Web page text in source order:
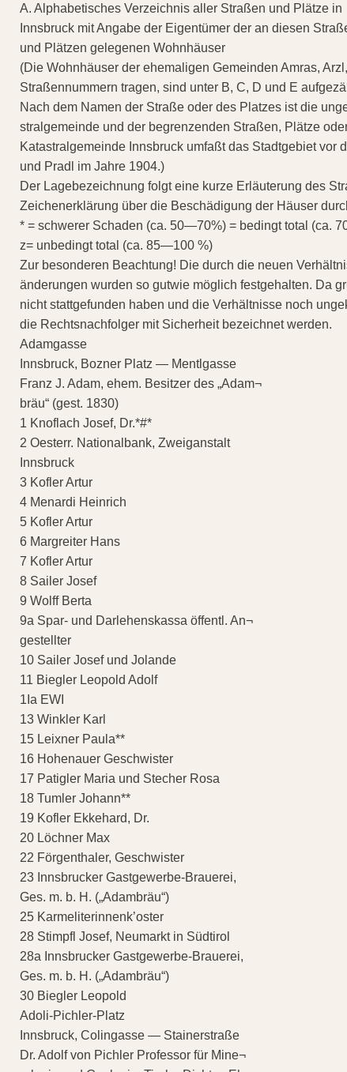
A. Alphabetisches Verzeichnis aller Straßen und Plätze in
Innsbruck mit Angabe der Eigentümer der an diesen
und Plätzen gelegenen Wohnhäuser
(Die Wohnhäuser der ehemaligen Gemeinden Amras,
Straßennummern tragen, sind unter B, C, D und E
Nach dem Namen der Straße oder des Platzes ist die
stralgemeinde und der begrenzenden Straßen, Plätze
Katastralgemeinde Innsbruck umfaßt das Stadtgebiet vor
und Pradl im Jahre 1904.)
Der Lagebezeichnung folgt eine kurze Erläuterung des
Zeichenerklärung über die Beschädigung der Häuser
* = schwerer Schaden (ca. 50—70%) = bedingt total (ca.
z= unbedingt total (ca. 85—100 %)
Zur besonderen Beachtung! Die durch die neuen
änderungen wurden so gutwie möglich festgehalten. Da
nicht stattgefunden haben und die Verhältnisse noch
die Rechtsnachfolger mit Sicherheit bezeichnet werden.
Adamgasse
Innsbruck, Bozner Platz — Mentlgasse
Franz J. Adam, ehem. Besitzer des „Adam¬
bräu“ (gest. 1830)
1 Knoflach Josef, Dr.*#*
2 Oesterr. Nationalbank, Zweiganstalt
Innsbruck
3 Kofler Artur
4 Menardi Heinrich
5 Kofler Artur
6 Margreiter Hans
7 Kofler Artur
8 Sailer Josef
9 Wolff Berta
9a Spar- und Darlehenskassa öffentl. An¬
gestellter
10 Sailer Josef und Jolande
11 Biegler Leopold Adolf
1Ia EWI
13 Winkler Karl
15 Leixner Paula**
16 Hohenauer Geschwister
17 Patigler Maria und Stecher Rosa
18 Tumler Johann**
19 Kofler Ekkehard, Dr.
20 Löchner Max
22 Förgenthaler, Geschwister
23 Innsbrucker Gastgewerbe-Brauerei,
Ges. m. b. H. („Adambräu“)
25 Karmeliterinnenk’oster
28 Stimpfl Josef, Neumarkt in Südtirol
28a Innsbrucker Gastgewerbe-Brauerei,
Ges. m. b. H. („Adambräu“)
30 Biegler Leopold
Adoli-Pichler-Platz
Innsbruck, Colingasse — Stainerstraße
Dr. Adolf von Pichler Professor für Mine¬